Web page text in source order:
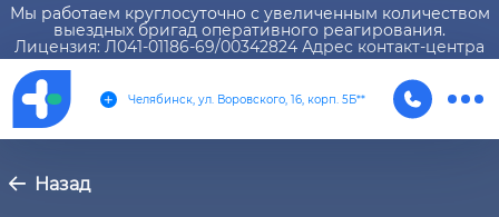
Мы работаем круглосуточно с увеличенным количеством
выездных бригад оперативного реагирования.
Лицензия: Л041-01186-69/00342824 Адрес контакт-центра
Челябинск, ул. Воровского, 16, корп. 5Б**
Назад